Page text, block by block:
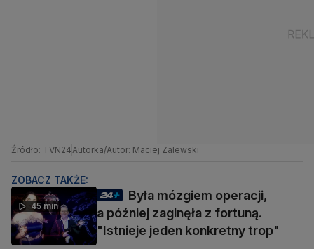
Źródło: TVN24Autorka/Autor: Maciej Zalewski
ZOBACZ TAKŻE:
45 min
Była mózgiem operacji,
a później zaginęła z fortuną.
"Istnieje jeden konkretny trop"